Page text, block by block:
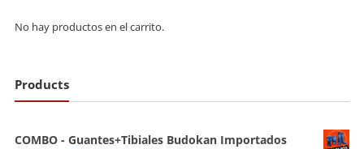
No hay productos en el carrito.
Products
COMBO - Guantes+Tibiales Budokan Importados